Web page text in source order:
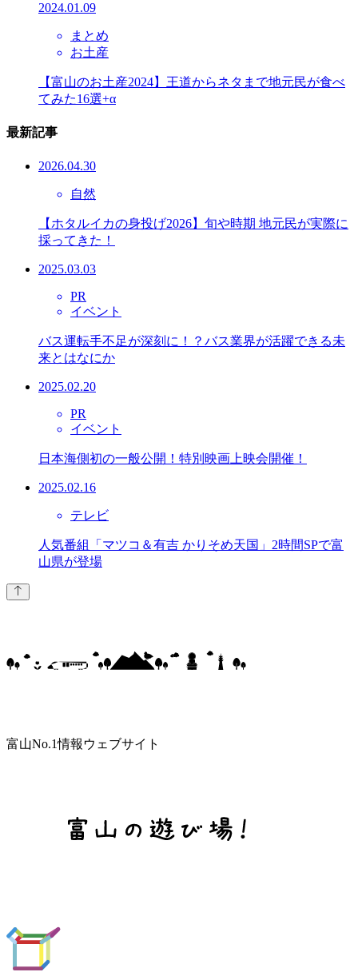
2024.01.09
まとめ
お土産
【富山のお土産2024】王道からネタまで地元民が食べ
てみた16選+α
最新記事
2026.04.30
自然
【ホタルイカの身投げ2026】旬や時期 地元民が実際に
採ってきた！
2025.03.03
PR
イベント
バス運転手不足が深刻に！？バス業界が活躍できる未
来とはなにか
2025.02.20
PR
イベント
日本海側初の一般公開！特別映画上映会開催！
2025.02.16
テレビ
人気番組「マツコ＆有吉 かりそめ天国」2時間SPで富
山県が登場
富山No.1情報ウェブサイト